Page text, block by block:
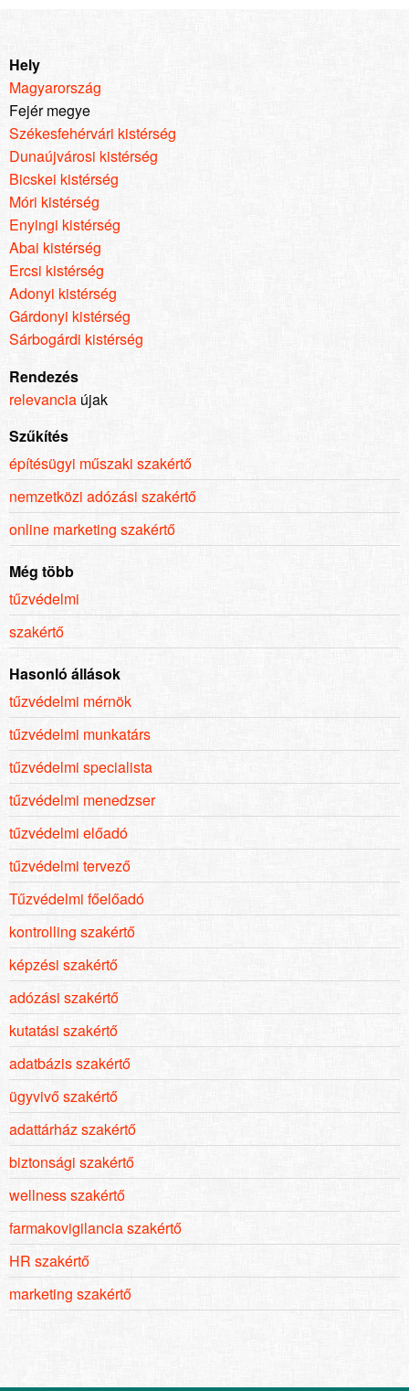
Hely
Magyarország
Fejér megye
Székesfehérvári kistérség
Dunaújvárosi kistérség
Bicskei kistérség
Móri kistérség
Enyingi kistérség
Abai kistérség
Ercsi kistérség
Adonyi kistérség
Gárdonyi kistérség
Sárbogárdi kistérség
Rendezés
relevancia újak
Szűkítés
építésügyi műszaki szakértő
nemzetközi adózási szakértő
online marketing szakértő
Még több
tűzvédelmi
szakértő
Hasonló állások
tűzvédelmi mérnök
tűzvédelmi munkatárs
tűzvédelmi specialista
tűzvédelmi menedzser
tűzvédelmi előadó
tűzvédelmi tervező
Tűzvédelmi főelőadó
kontrolling szakértő
képzési szakértő
adózási szakértő
kutatási szakértő
adatbázis szakértő
ügyvivő szakértő
adattárház szakértő
biztonsági szakértő
wellness szakértő
farmakovigilancia szakértő
HR szakértő
marketing szakértő